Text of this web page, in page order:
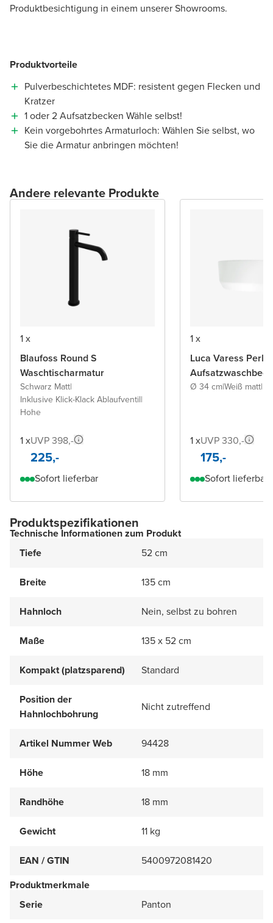
Produktbesichtigung in einem unserer Showrooms.
Produktvorteile
Pulverbeschichtetes MDF: resistent gegen Flecken und
Kratzer
1 oder 2 Aufsatzbecken Wähle selbst!
Kein vorgebohrtes Armaturloch: Wählen Sie selbst, wo
Sie die Armatur anbringen möchten!
Andere relevante Produkte
1 x
Blaufoss Round S
Waschtischarmatur
Schwarz Matt|
Inklusive Klick-Klack Ablaufventil|
Hohe
1 xUVP 398,-
225,-
Sofort lieferbar
1 x
Luca Varess Perla
Ø 34 cm|Weiß matt|
1 xUVP 330,-
175,-
Sofort lieferbar
Produktspezifikationen
Technische Informationen zum Produkt
Tiefe
52 cm
Breite 135 cm
Hahnloch Nein, selbst zu bohren
Maße 135 x 52 cm
Kompakt (platzsparend) Standard
Position der
Hahnlochbohrung
Nicht zutreffend
Artikel Nummer Web 94428
Höhe 18 mm
Randhöhe 18 mm
Gewicht 11 kg
EAN / GTIN
5400972081420
Produktmerkmale
Serie
Panton